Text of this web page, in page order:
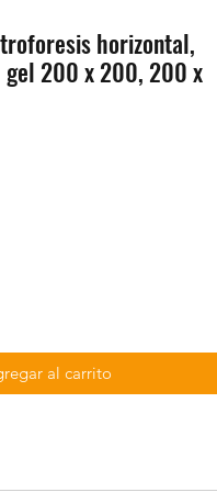
horizontal,
gel 200 x 200, 200 x
al carrito